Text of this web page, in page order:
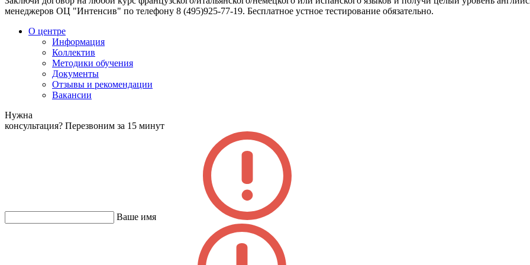
менеджеров ОЦ "Интенсив" по телефону 8 (495)925-77-19. Бесплатное устное тестирование обязательно.
О центре
Информация
Коллектив
Методики обучения
Документы
Отзывы и рекомендации
Вакансии
Нужна
консультация? Перезвоним за 15 минут
Ваше имя